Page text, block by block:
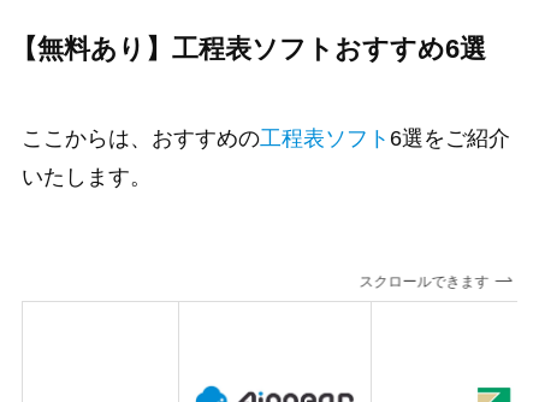
【無料あり】工程表ソフトおすすめ6選
ここからは、おすすめの工程表ソフト 6選をご紹介
いたします。
スクロールできます